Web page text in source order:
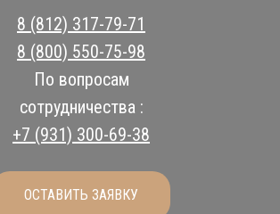
8 (812) 317-79-71
8 (800) 550-75-98
По вопросам
сотрудничества :
+7 (931) 300-69-38
ОСТАВИТЬ ЗАЯВКУ